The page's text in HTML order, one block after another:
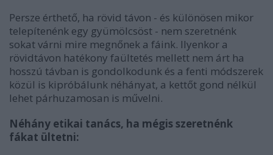
Persze érthető, ha rövid távon - és különösen mikor
telepítenénk egy gyümölcsöst - nem szeretnénk
sokat várni mire megnőnek a fáink. Ilyenkor a
rövidtávon hatékony faültetés mellett nem árt ha
hosszú távban is gondolkodunk és a fenti módszerek
közül is kipróbálunk néhányat, a kettőt gond nélkül
lehet párhuzamosan is művelni.
Néhány etikai tanács, ha mégis szeretnénk
fákat ültetni: